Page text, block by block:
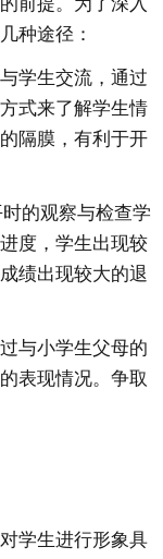
种途径：
学生交流，通过
式来了解学生情
隔膜，有利于开
的观察与检查学
度，学生出现较
绩出现较大的退
与小学生父母的
表现情况。争取
学生进行形象具